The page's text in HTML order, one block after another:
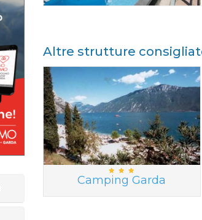
Altre strutture
Camping Garda